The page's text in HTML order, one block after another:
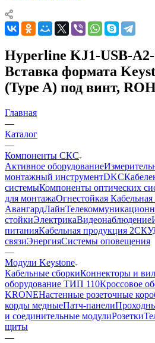
Hyperline KJ1-USB-
Вставка формата
(Type A) под винт,
Главная
—
Каталог
—
Компоненты СКС
Активное оборудование
монтажный инструментDKC
системыКомпоненты оптических
для монтажаОгнестойкая
АвангардЛайн
стойкиЭлектрикаВидеонаблюдение
питанияКабельная продукция 2
связиЭнергияСистемы оповещения
—
Модули Keystone
Кабельные сборкиКоннекторы и
оборудование ТИП 110Кроссовое
KRONEНастенные розеточные
корды медныеПатч-панели
и соединительные модулиРозетки
щиты
—